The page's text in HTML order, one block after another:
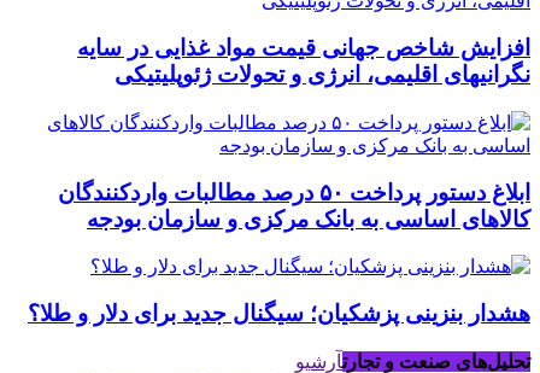
افزایش شاخص جهانی قیمت مواد غذایی در سایه
نگرانیهای اقلیمی، انرژی و تحولات ژئوپلیتیکی
ابلاغ دستور پرداخت ۵۰ درصد مطالبات واردکنندگان
کالاهای اساسی به بانک مرکزی و سازمان بودجه
هشدار بنزینی پزشکیان؛ سیگنال جدید برای دلار و طلا؟
تحلیل‌های صنعت و تجارتآرشیو